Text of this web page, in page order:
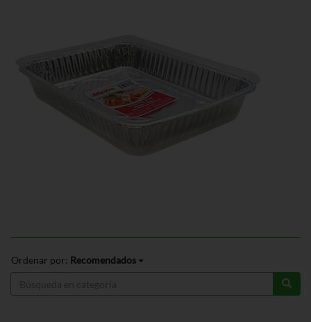
Ordenar por: Recomendados